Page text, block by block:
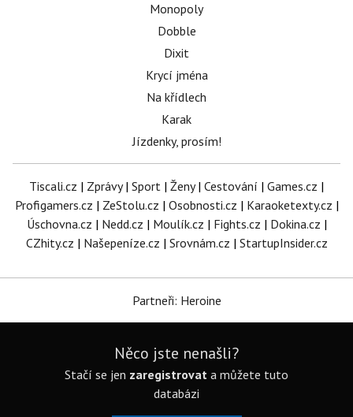
Monopoly
Dobble
Dixit
Krycí jména
Na křídlech
Karak
Jízdenky, prosím!
Tiscali.cz | Zprávy| Sport | Ženy| Cestování | Games.cz |
Profigamers.cz | ZeStolu.cz | Osobnosti.cz | Karaoketexty.cz |
Úschovna.cz | Nedd.cz | Moulík.cz | Fights.cz | Dokina.cz |
CZhity.cz | Našepeníze.cz | Srovnám.cz | StartupInsider.cz
Partneři: Heroine
Něco jste nenašli?
Stačí se jen zaregistrovat a můžete tuto
databázi